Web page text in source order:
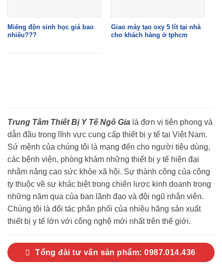
Miếng độn sinh học giá bao
nhiêu???
Giao máy tạo oxy 5 lít tại nhà
cho khách hàng ở tphcm
Trung Tâm Thiết Bị Y Tế Ngô Gia là đơn vị tiên phong và
dẫn đầu trong lĩnh vực cung cấp thiết bị y tế tại Việt Nam.
Sứ mệnh của chúng tôi là mang đến cho người tiêu dùng,
các bệnh viện, phòng khám những thiết bị y tế hiện đại
nhằm nâng cao sức khỏe xã hội. Sự thành công của công
ty thuộc về sự khác biệt trong chiến lược kinh doanh trong
những năm qua của ban lãnh đạo và đội ngũ nhân viên.
Chúng tôi là đối tác phân phối của nhiều hãng sản xuất
thiết bị y tế lớn với công nghệ mới nhất trên thế giới.
Tổng đài tư vấn sản phẩm: 0987.014.436